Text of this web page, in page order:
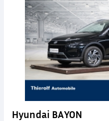
Hyundai BAYON